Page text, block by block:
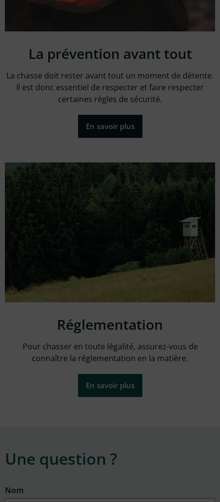
La prévention avant tout
La chasse doit rester avant tout un moment de détente.
Il est donc essentiel de respecter et faire respecter
certaines règles de sécurité.
En savoir plus
Réglementation
Pour chasser en toute légalité, assurez-vous de
connaître la réglementation en la matière.
En savoir plus
Une question ?
Nom